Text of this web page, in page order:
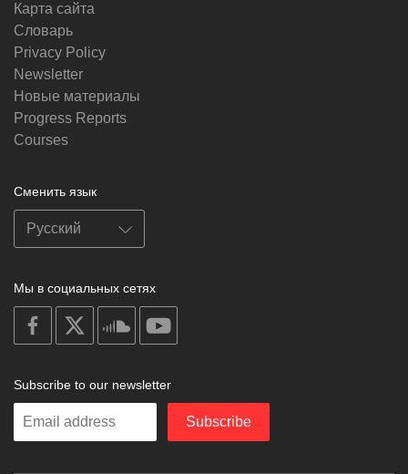
Карта сайта
Словарь
Privacy Policy
Newsletter
Новые материалы
Progress Reports
Courses
Сменить язык
Мы в социальных сетях
on
facebook
soundcloud
Subscribe to our newsletter
Enter
Subscribe